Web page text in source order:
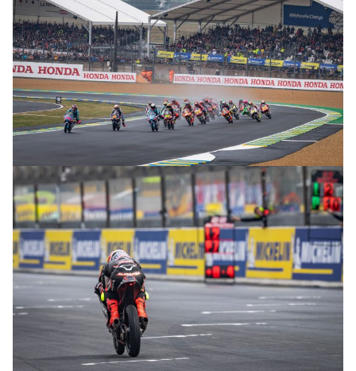
© intactGP